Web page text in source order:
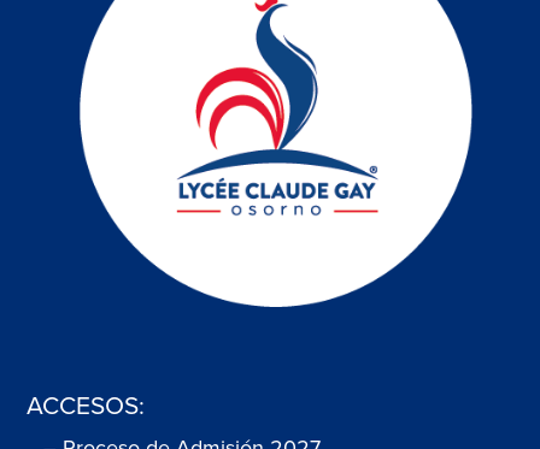
ACCESOS: